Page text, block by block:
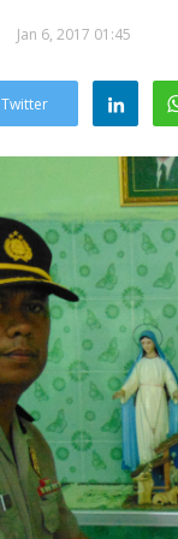
Jan 6, 2017 01:45
Twitter